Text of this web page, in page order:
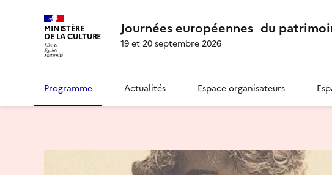
MINISTÈRE
DE LA CULTURE Journées européennes du
19 et 20 septembre 2026
Programme Actualités Espace organisateurs